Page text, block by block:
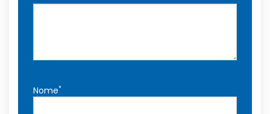
Nome*